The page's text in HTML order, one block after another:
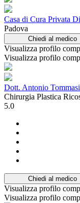
Casa di Cura Privata
Padova
Chiedi al medico
Visualizza profilo
Visualizza profilo
Dott. Antonio
Chirurgia Plastica
5.0
Chiedi al medico
Visualizza profilo
Visualizza profilo